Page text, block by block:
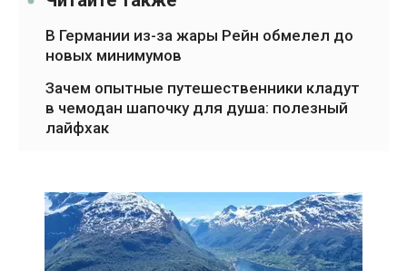
В Германии из-за жары Рейн обмелел до
новых минимумов
Зачем опытные путешественники кладут
в чемодан шапочку для душа: полезный
лайфхак